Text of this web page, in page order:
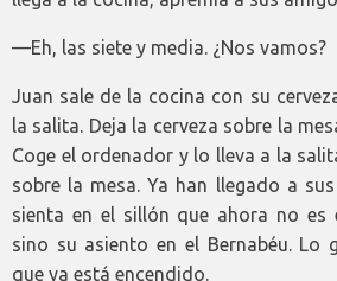
—Eh, las siete y media. ¿Nos vamos?
Juan sale de la cocina con su
la salita. Deja la cerveza sobre la
Coge el ordenador y lo lleva a la
sobre la mesa. Ya han llegado a
sienta en el sillón que ahora no es
sino su asiento en el Bernabéu. Lo
que ya está encendido.